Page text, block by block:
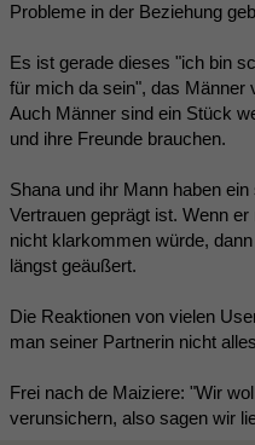
Probleme in der Beziehung
Es ist gerade dieses "ich bin
für mich da sein", das Männer
Auch Männer sind ein Stück
und ihre Freunde brauchen.
Shana und ihr Mann haben
Vertrauen geprägt ist. Wenn
nicht klarkommen würde,
längst geäußert.
Die Reaktionen von vielen
man seiner Partnerin nicht
Frei nach de Maiziere: "Wir
verunsichern, also sagen wir